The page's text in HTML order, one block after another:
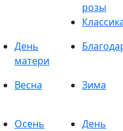
розы
День
матери
Весна Зима
Осень
День